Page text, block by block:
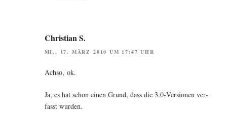
Christian S.
MI., 17. MÄRZ 2010 UM 17:47 UHR
Ach­so, ok.
Ja, es hat schon einen Grund, dass die 3.0‑Versionen ver­
fasst wurden.